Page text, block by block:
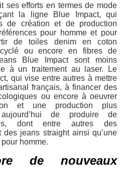
ses efforts en termes de mode
la ligne Blue Impact, qui
de création et de production
pour homme et pour
de toiles denim en coton
ou encore en fibres de
Blue Impact sont moins
à un traitement au laser. Le
qui vise entre autres à mettre
français, à financer des
ou encore à oeuvrer
et une production plus
de produire de
dont entre autres des
jeans straight ainsi qu’une
homme.
de nouveaux